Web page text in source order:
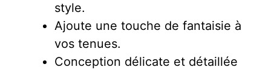
style.
Ajoute une touche de fantaisie à
vos tenues.
Conception délicate et détaillée